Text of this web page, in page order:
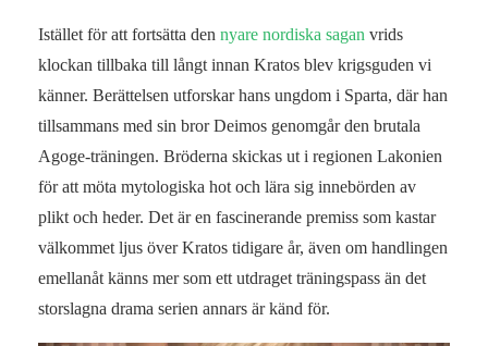
Istället för att fortsätta den nyare nordiska sagan vrids
klockan tillbaka till långt innan Kratos blev krigsguden vi
känner. Berättelsen utforskar hans ungdom i Sparta, där han
tillsammans med sin bror Deimos genomgår den brutala
Agoge-träningen. Bröderna skickas ut i regionen Lakonien
för att möta mytologiska hot och lära sig innebörden av
plikt och heder. Det är en fascinerande premiss som kastar
välkommet ljus över Kratos tidigare år, även om handlingen
emellanåt känns mer som ett utdraget träningspass än det
storslagna drama serien annars är känd för.